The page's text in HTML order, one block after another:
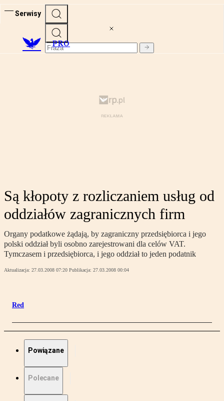
Serwisy
PRO
Są kłopoty z rozliczaniem usług od
oddziałów zagranicznych firm
Organy podatkowe żądają, by zagraniczny przedsiębiorca i jego
polski oddział byli osobno zarejestrowani dla celów VAT.
Tymczasem i przedsiębiorca, i jego oddział to jeden podatnik
Aktualizacja: 27.03.2008 07:20 Publikacja: 27.03.2008 00:04
Red
Powiązane
Polecane